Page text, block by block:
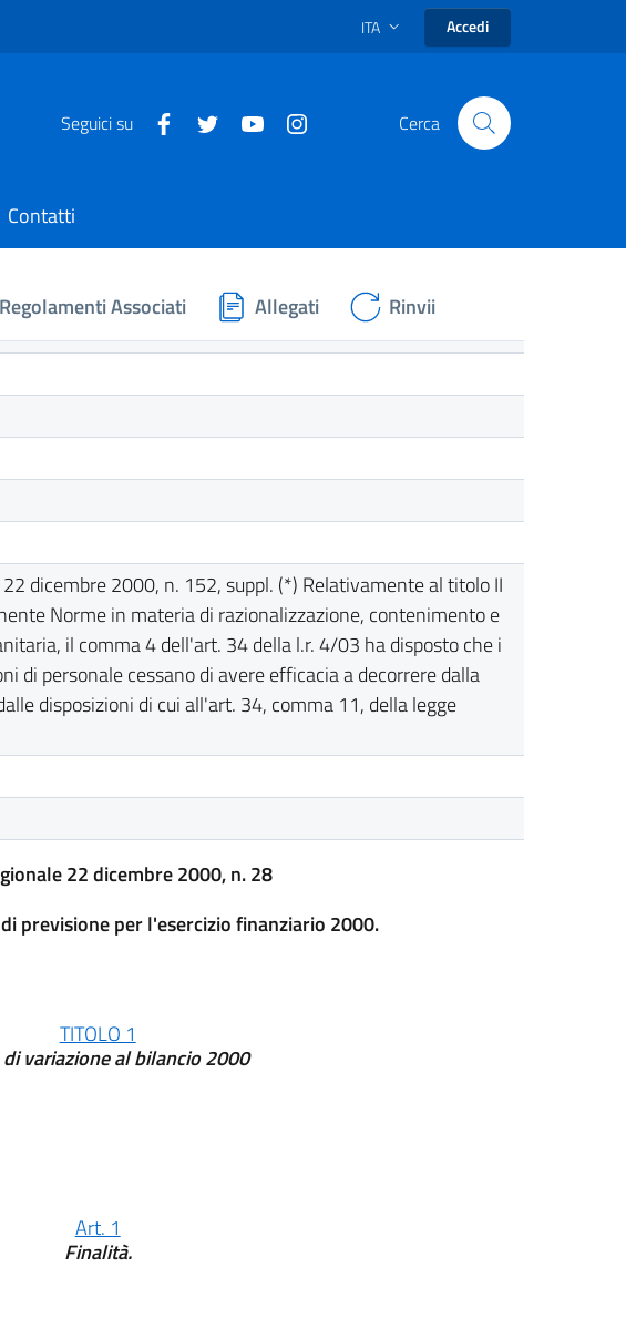
ITA Accedi
Seguici su Cerca
Contatti
Regolamenti Associati Allegati Rinvii
dicembre 2000, n. 152, suppl. (*) Relativamente al titolo II
Norme in materia di razionalizzazione, contenimento e
il comma 4 dell'art. 34 della l.r. 4/03 ha disposto che i
di personale cessano di avere efficacia a decorrere dalla
disposizioni di cui all'art. 34, comma 11, della legge
22 dicembre 2000, n. 28
previsione per l'esercizio finanziario 2000.
TITOLO 1
variazione al bilancio 2000
Art. 1
Finalità.